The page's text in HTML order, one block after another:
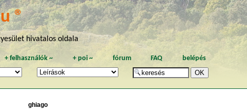
®
hivatalos oldala
+felhasználók~ + poi~ fórum FAQ belépés
ghiago